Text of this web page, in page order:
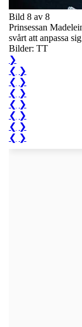
Bild 8 av 8
Prinsessan
svårt att anpassa
Bilder: TT
❯
❮ ❯
❮ ❯
❮ ❯
❮ ❯
❮ ❯
❮ ❯
❮ ❯